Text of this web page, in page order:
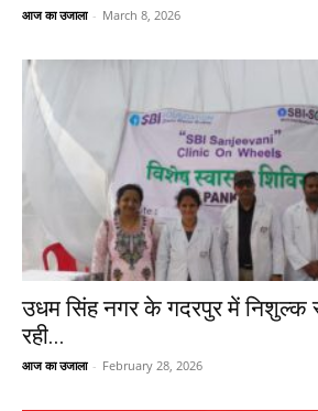
आज का उजाला - March 8, 2026
उधम सिंह नगर के गदरपुर में निशुल्क
रही...
आज का उजाला - February 28, 2026